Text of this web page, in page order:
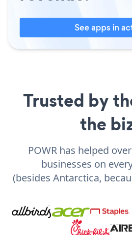
See apps in
Trusted by
the
POWR has helped
businesses on
(besides Antarctica,